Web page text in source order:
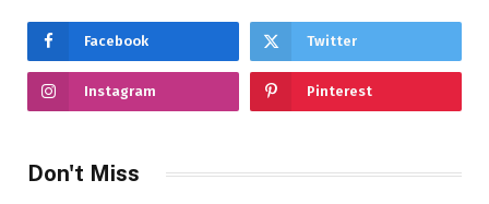
Facebook Twitter
Instagram Pinterest
Don't Miss